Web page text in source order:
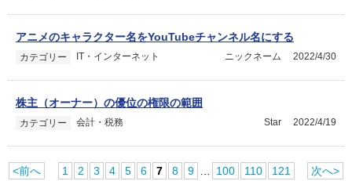
アニメのキャラクター名をYouTubeチャンネル名にする
カテゴリー IT・インターネット 2022/4/30
ニックネーム
株主（オーナー）の優位の権限の範囲
カテゴリー 会計・税務 2022/4/19
Star
<前へ 1 2 3 4 5 6 7 8 9 100 110 121 次へ>